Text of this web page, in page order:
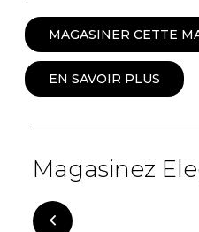
MAGASINER CETTE
EN SAVOIR PLUS
Magasinez